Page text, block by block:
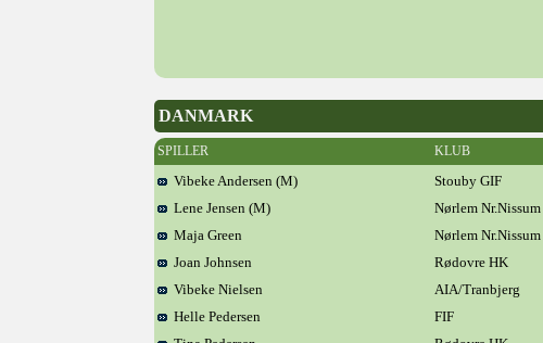
DANMARK
SPILLER KLUB
Vibeke Andersen (M) Stouby GIF
Lene Jensen (M)
Nørlem
Maja Green
Nørlem
Joan Johnsen
Rødovre HK
Vibeke Nielsen
AIA/Tranbjerg
Helle Pedersen
FIF